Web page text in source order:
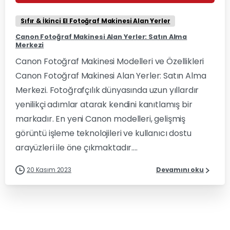
Sıfır & İkinci El Fotoğraf Makinesi Alan Yerler
Canon Fotoğraf Makinesi Alan Yerler: Satın Alma
Merkezi
Canon Fotoğraf Makinesi Modelleri ve Özellikleri
Canon Fotoğraf Makinesi Alan Yerler: Satın Alma
Merkezi. Fotoğrafçılık dünyasında uzun yıllardır
yenilikçi adımlar atarak kendini kanıtlamış bir
markadır. En yeni Canon modelleri, gelişmiş
görüntü işleme teknolojileri ve kullanıcı dostu
arayüzleri ile öne çıkmaktadır....
20 Kasım 2023 Devamını oku